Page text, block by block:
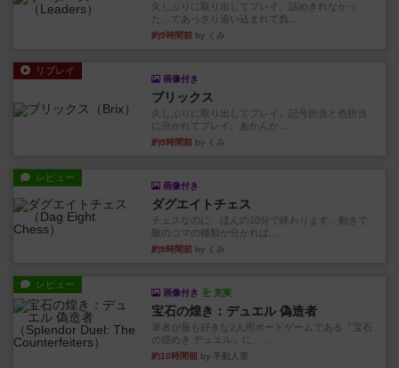
久しぶりに取り出してプレイ。詰めきれなかっ
た…であっさり追い込まれて負...
約9時間前 by くみ
リプレイ
画像付き
ブリックス
久しぶりに取り出してプレイ。記号担当と色担当
に分かれてプレイ。あかんか...
約9時間前 by くみ
レビュー
画像付き
ダグエイトチェス
チェスなのに、ほんの10分で終わります。動きで
敵のコマの種類が分かれば...
約9時間前 by くみ
レビュー
画像付き 充実
宝石の煌き：デュエル 偽造者
筆者が最も好きな2人用ボードゲームである『宝石
の煌めき デュエル』に、...
約10時間前 by 手動人形